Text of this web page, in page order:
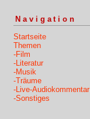
Navigation
Startseite
Themen
-Film
-Literatur
-Musik
-Träume
-Live-Audiokommentar
-Sonstiges